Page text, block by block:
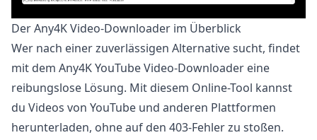
Der Any4K Video-Downloader im Überblick
Wer nach einer zuverlässigen Alternative sucht, findet
mit dem Any4K YouTube Video-Downloader eine
reibungslose Lösung. Mit diesem Online-Tool kannst
du Videos von YouTube und anderen Plattformen
herunterladen, ohne auf den 403-Fehler zu stoßen.